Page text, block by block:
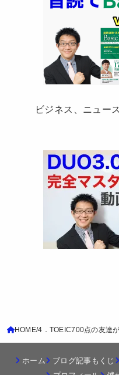
ビジネス、ニュー
HOME 4．TOEIC700点の友達
ホーム ブログ記事もくじ